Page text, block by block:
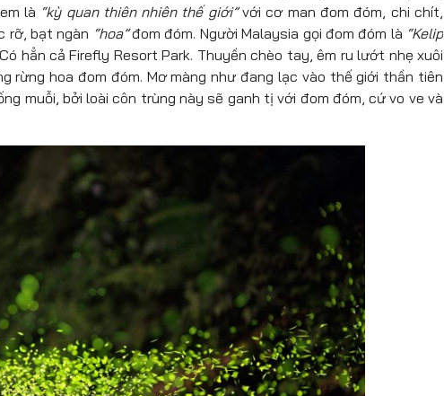
là “kỳ quan thiên nhiên thế giới”với cơ man đom đóm, chi chít,
rỡ, bạt ngàn “hoa”đom đóm. Người Malaysia gọi đom đóm là “Kelip
hẳn cả Firefly Resort Park. Thuyền chèo tay, êm ru lướt nhẹ xuôi
rừng hoa đom đóm. Mơ màng như đang lạc vào thế giới thần tiên
muỗi, bởi loài côn trùng này sẽ ganh tị với đom đóm, cứ vo ve và